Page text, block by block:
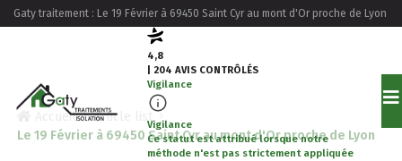
Gaty traitement : Le 19 Février à 69450 Saint Cyr au mont d'Or proche de Lyon
4,8
| 204 AVIS CONTRÔLÉS
Vigilance
Vigilance
Ce statut est attribué lorsque notre
méthode n'est pas strictement appliquée
Accueil
Article list
Le 19 Février à 69450 Saint Cyr au mont d'Or proche de Lyon